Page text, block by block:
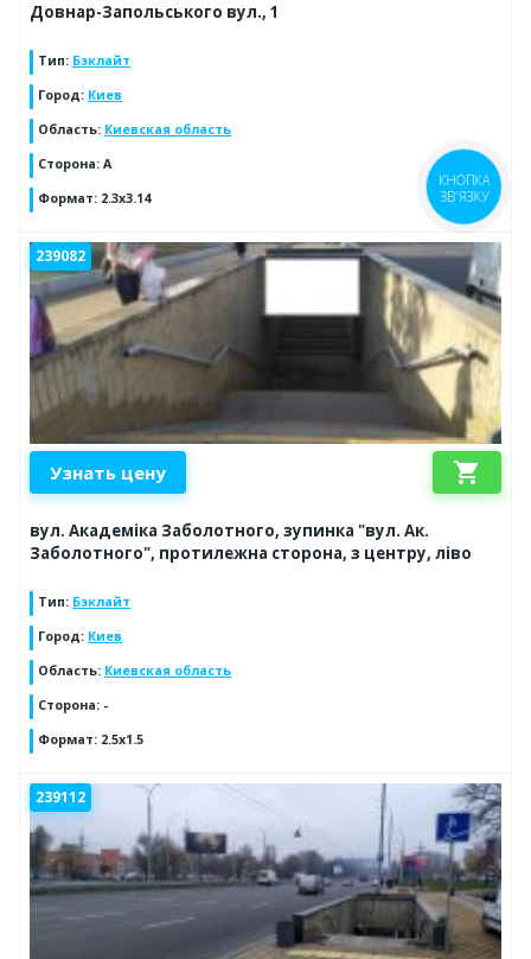
Довнар-Запольського вул., 1
Тип: Бэклайт
Город: Киев
Область: Киевская область
Сторона: A
Формат: 2.3x3.14
239082
Узнать цену shopping_cart
вул. Академіка Заболотного, зупинка "вул. Ак.
Заболотного", протилежна сторона, з центру, ліво
Тип: Бэклайт
Город: Киев
Область: Киевская область
Сторона: -
Формат: 2.5x1.5
239112
КНОПКА
ЗВ'ЯЗКУ